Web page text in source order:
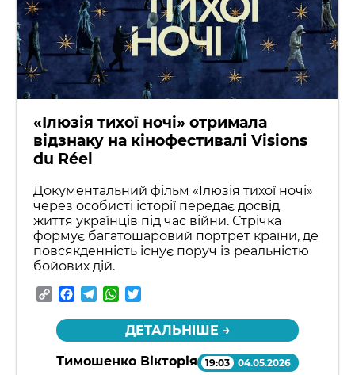
«Ілюзія тихої ночі» отримала
відзнаку на кінофестивалі Visions
du Réel
Документальний фільм «Ілюзія тихої ночі»
через особисті історії передає досвід
життя українців під час війни. Стрічка
формує багатошаровий портрет країни, де
повсякденність існує поруч із реальністю
бойових дій.
CopyFacebook
TelegramWhatsApp
ДЕТАЛЬНІШЕ →
Тимошенко Вікторія 19:03 04.05.2026